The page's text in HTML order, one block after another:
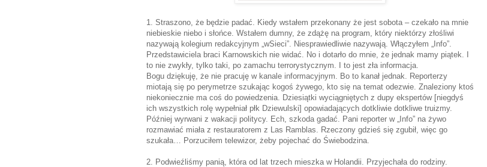
1. Straszono, że będzie padać. Kiedy wstałem przekonany że jest sobota – czekało na mnie
niebieskie niebo i słońce. Wstałem dumny, że zdążę na program, który niektórzy złośliwi
nazywają kolegium redakcyjnym „wSieci”. Niesprawiedliwie nazywają. Włączyłem „Info”.
Przedstawiciela braci Karnowskich nie widać. No i dotarło do mnie, że jednak mamy piątek. I
to nie zwykły, tylko taki, po zamachu terrorystycznym. I to jest zła informacja.
Bogu dziękuję, że nie pracuję w kanale informacyjnym. Bo to kanał jednak. Reporterzy
miotają się po perymetrze szukając kogoś żywego, kto się na temat odezwie. Znaleziony ktoś
niekoniecznie ma coś do powiedzenia. Dziesiątki wyciągniętych z dupy ekspertów [niegdyś
ich wszystkich rolę wypełniał płk Dziewulski] opowiadających dotkliwie dotkliwe truizmy.
Później wyrwani z wakacji politycy. Ech, szkoda gadać. Pani reporter w „Info” na żywo
rozmawiać miała z restauratorem z Las Ramblas. Rzeczony gdzieś się zgubił, więc go
szukała… Porzuciłem telewizor, żeby pojechać do Świebodzina.
2. Podwieźliśmy panią, która od lat trzech mieszka w Holandii. Przyjechała do rodziny.